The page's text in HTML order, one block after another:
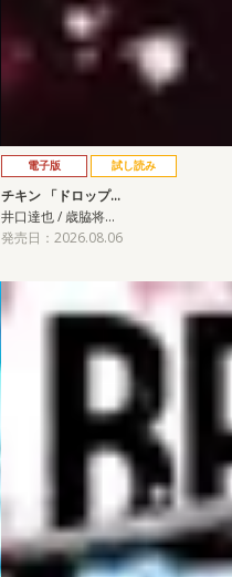
電子版 試し読み
チキン 「ドロップ…
井口達也 / 歳脇将…
発売日：2026.08.06